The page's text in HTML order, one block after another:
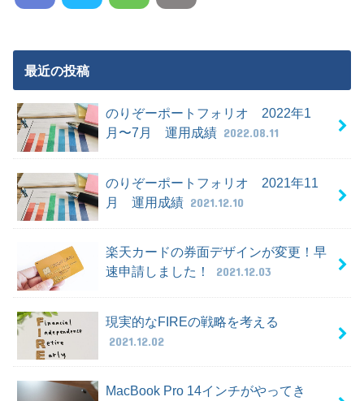
最近の投稿
のりぞーポートフォリオ 2022年1
月〜7月 運用成績 2022.08.11
のりぞーポートフォリオ 2021年11
月 運用成績 2021.12.10
楽天カードの券面デザインが変更！早
速申請しました！
2021.12.03
現実的なFIREの戦略を考える
2021.12.02
MacBook Pro 14インチがやってき